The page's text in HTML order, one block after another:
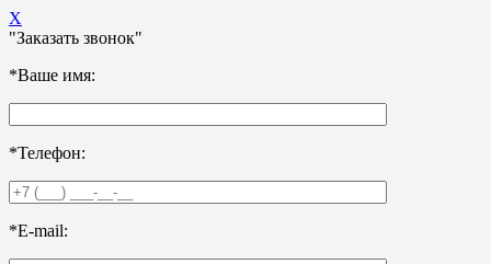
X
"Заказать звонок"
*Ваше имя:
*Телефон:
*E-mail: